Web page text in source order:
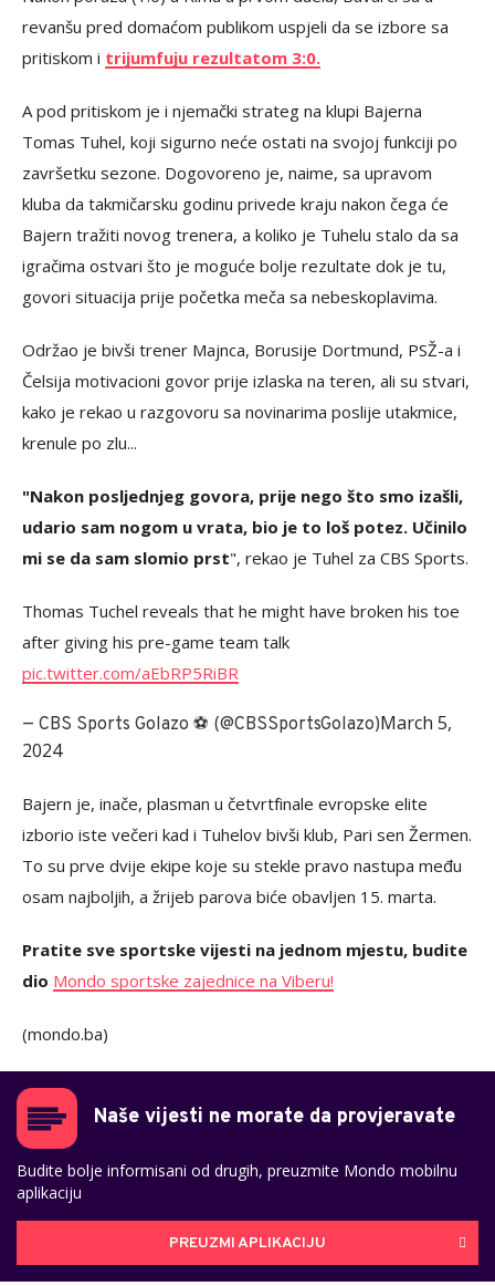
revanšu pred domaćom publikom uspjeli da se izbore sa
pritiskom i trijumfuju rezultatom 3:0.
A pod pritiskom je i njemački strateg na klupi Bajerna
Tomas Tuhel, koji sigurno neće ostati na svojoj funkciji po
završetku sezone. Dogovoreno je, naime, sa upravom
kluba da takmičarsku godinu privede kraju nakon čega će
Bajern tražiti novog trenera, a koliko je Tuhelu stalo da sa
igračima ostvari što je moguće bolje rezultate dok je tu,
govori situacija prije početka meča sa nebeskoplavima.
Održao je bivši trener Majnca, Borusije Dortmund, PSŽ-a i
Čelsija motivacioni govor prije izlaska na teren, ali su stvari,
kako je rekao u razgovoru sa novinarima poslije utakmice,
krenule po zlu...
"Nakon posljednjeg govora, prije nego što smo izašli,
udario sam nogom u vrata, bio je to loš potez. Učinilo
mi se da sam slomio prst", rekao je Tuhel za CBS Sports.
Thomas Tuchel reveals that he might have broken his toe
after giving his pre-game team talk
pic.twitter.com/aEbRP5RiBR
— CBS Sports Golazo ⚽️ (@CBSSportsGolazo)March 5,
2024
Bajern je, inače, plasman u četvrtfinale evropske elite
izborio iste večeri kad i Tuhelov bivši klub, Pari sen Žermen.
To su prve dvije ekipe koje su stekle pravo nastupa među
osam najboljih, a žrijeb parova biće obavljen 15. marta.
Pratite sve sportske vijesti na jednom mjestu, budite
dio Mondo sportske zajednice na Viberu!
(mondo.ba)
Naše vijesti ne morate da provjeravate
Budite bolje informisani od drugih, preuzmite Mondo mobilnu
aplikaciju
PREUZMI APLIKACIJU